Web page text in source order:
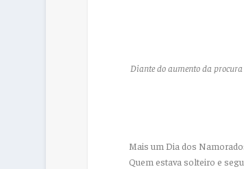
Diante do aumento da
Mais um Dia dos
Quem estava solteiro e